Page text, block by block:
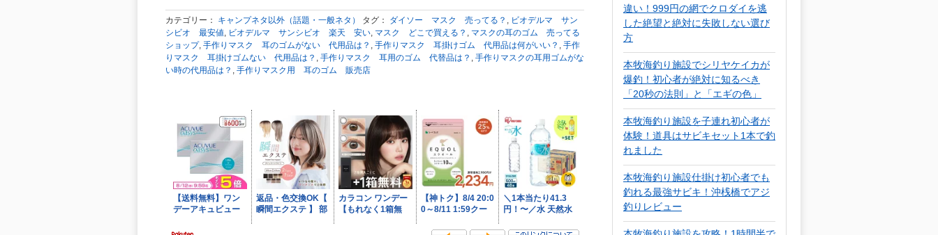
カテゴリー： キャンプネタ以外（話題・一般ネタ） タグ： ダイソー マスク 売ってる？ , ビオデルマ サン
シビオ 最安値, ビオデルマ サンシビオ 楽天 安い, マスク どこで買える？ , マスクの耳のゴム 売ってる
ショップ, 手作りマスク 耳のゴムがない 代用品は？ , 手作りマスク 耳掛けゴム 代用品は何がいい？ , 手作
りマスク 耳掛けゴムない 代用品は？ , 手作りマスク 耳用のゴム 代替品は？ , 手作りマスクの耳用ゴムがな
い時の代用品は？ , 手作りマスク用 耳のゴム 販売店
違い！999円の網でクロダイを逃
した絶望と絶対に失敗しない選び
方
本牧海釣り施設でシリヤケイカが
爆釣！初心者が絶対に知るべき
「20秒の法則」と「エギの色」
本牧海釣り施設を子連れ初心者が
体験！道具はサビキセット1本で釣
れました
本牧海釣り施設仕掛け初心者でも
釣れる最強サビキ！沖桟橋でアジ
釣りレビュー